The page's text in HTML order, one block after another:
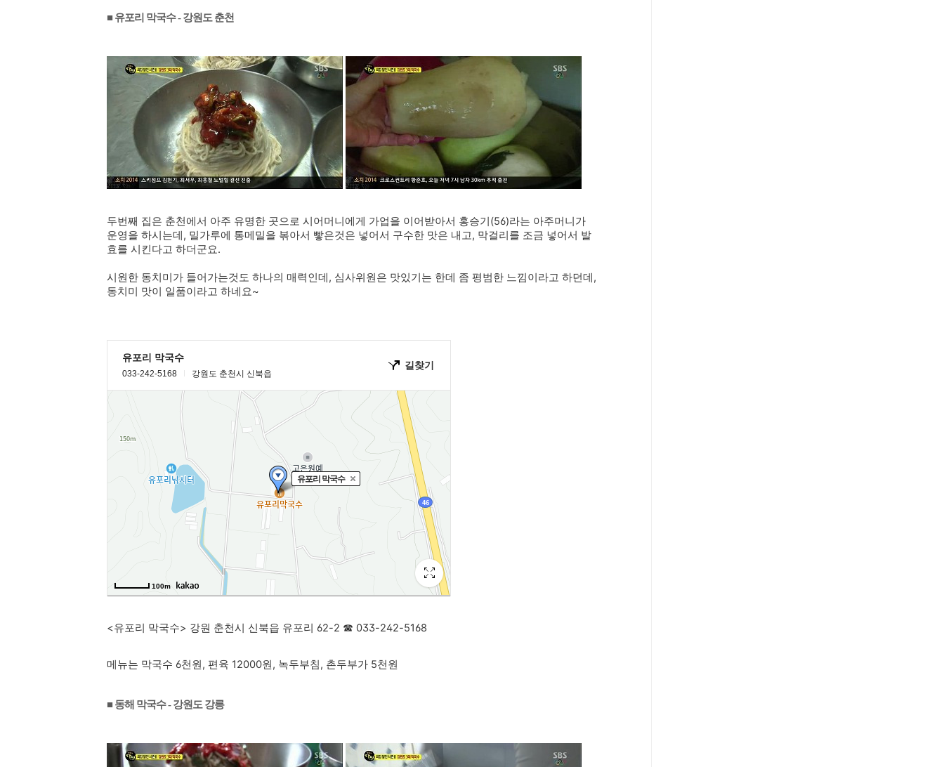
■ 유포리 막국수 - 강원도 춘천
두번째 집은 춘천에서 아주 유명한 곳으로 시어머니에게 가업을 이어받아서 홍승기(56)라는 아주머니가
운영을 하시는데, 밀가루에 통메밀을 볶아서 빻은것은 넣어서 구수한 맛은 내고, 막걸리를 조금 넣어서 발
효를 시킨다고 하더군요.
시원한 동치미가 들어가는것도 하나의 매력인데, 심사위원은 맛있기는 한데 좀 평범한 느낌이라고 하던데,
동치미 맛이 일품이라고 하네요~
<유포리 막국수> 강원 춘천시 신북읍 유포리 62-2 ☎ 033-242-5168
메뉴는 막국수 6천원, 편육 12000원, 녹두부침, 촌두부가 5천원
■ 동해 막국수 - 강원도 강릉